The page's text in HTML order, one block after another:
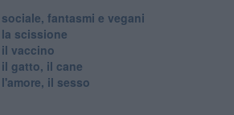
sociale, fantasmi e vegani
la scissione
il vaccino
il gatto, il cane
l'amore, il sesso